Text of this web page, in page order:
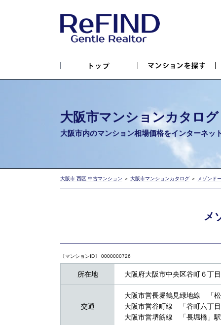
大阪市マンションカタログ
大阪市内のマンション相場価格をインターネッ
大阪市 西区 中古マンション ＞ 大阪市マンションカタログ ＞ メゾンド
メ
〔マンションID〕 0000000726
所在地 大阪府大阪市中央区谷町６丁
交通
大阪市営長堀鶴見緑地線 「
大阪市営谷町線 「谷町六丁
大阪市営堺筋線 「長堀橋」